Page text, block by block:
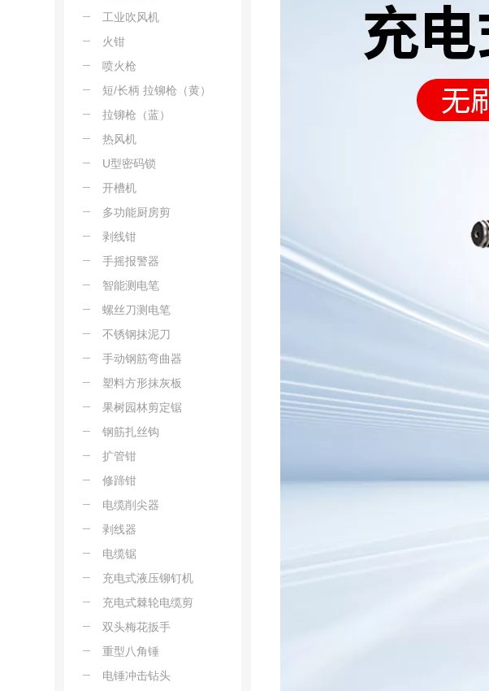
工业吹风机
火钳
喷火枪
短/长柄 拉铆枪（黄）
拉铆枪（蓝）
热风机
U型密码锁
开槽机
多功能厨房剪
剥线钳
手摇报警器
智能测电笔
螺丝刀测电笔
不锈钢抹泥刀
手动钢筋弯曲器
塑料方形抹灰板
果树园林剪定锯
钢筋扎丝钩
扩管钳
修蹄钳
电缆削尖器
剥线器
电缆锯
充电式液压铆钉机
充电式棘轮电缆剪
双头梅花扳手
重型八角锤
电锤冲击钻头